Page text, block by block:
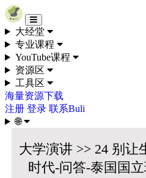
Skip to content
大经堂
专业课程
YouTube课程
资源区
工具区
海量资源下载
注册 登录 联系Buli
🌐
大学演讲 >> 24 别让
时代-问答-泰国国